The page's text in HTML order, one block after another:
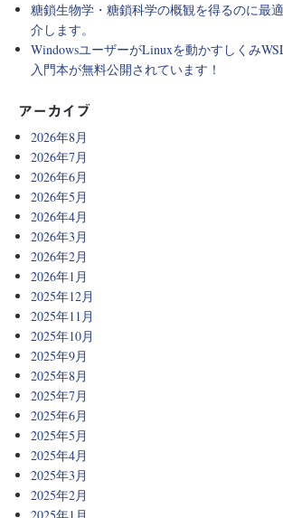
糖鎖生物学・糖鎖科学の概観を得るのに最
介します。
WindowsユーザーがLinuxを動かすしくみ
入門本が無料公開されています！
アーカイブ
2026年8月
2026年7月
2026年6月
2026年5月
2026年4月
2026年3月
2026年2月
2026年1月
2025年12月
2025年11月
2025年10月
2025年9月
2025年8月
2025年7月
2025年6月
2025年5月
2025年4月
2025年3月
2025年2月